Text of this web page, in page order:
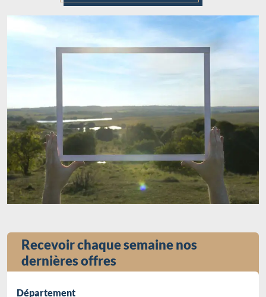
Recevoir chaque semaine nos
dernières offres
Département